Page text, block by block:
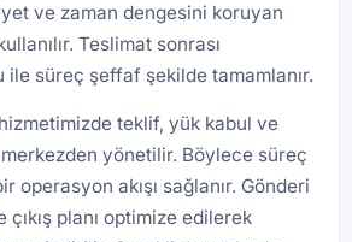
ve zaman dengesini koruyan
Teslimat sonrası
süreç şeffaf şekilde tamamlanır.
hizmetimizde teklif, yük kabul ve
merkezden yönetilir. Böylece süreç
operasyon akışı sağlanır. Gönderi
planı optimize edilerek